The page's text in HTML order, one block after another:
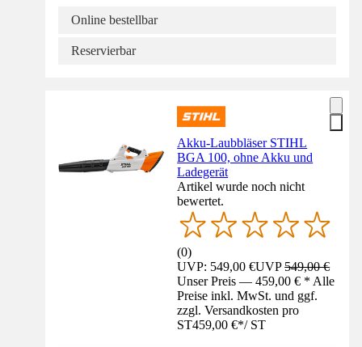
Online bestellbar
Reservierbar
Akku-Laubbläser STIHL
BGA 100, ohne Akku und
Ladegerät
Artikel wurde noch nicht
bewertet.
(0)
UVP: 549,00 €UVP549,00 €
Unser Preis — 459,00 € * Alle
Preise inkl. MwSt. und ggf.
zzgl. Versandkosten pro
ST459,00 €*/ ST